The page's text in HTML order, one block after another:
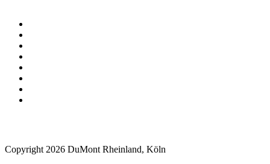
Copyright 2026 DuMont Rheinland, Köln